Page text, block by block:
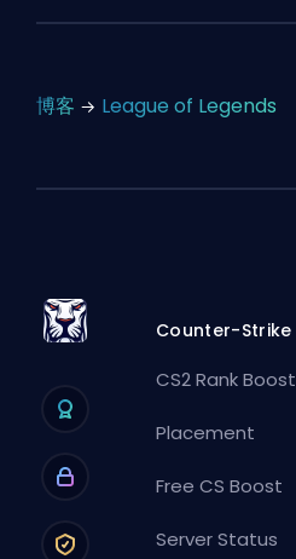
博客 League of Legends
Counter-Strike
CS2 Rank Boost
Placement
Free CS Boost
Server Status